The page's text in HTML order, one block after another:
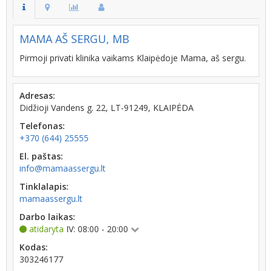
MAMA AŠ SERGU, MB
Pirmoji privati klinika vaikams Klaipėdoje Mama, aš sergu.
Adresas:
Didžioji Vandens g. 22, LT-91249, KLAIPĖDA
Telefonas:
+370 (644) 25555
El. paštas:
info@mamaassergu.lt
Tinklalapis:
mamaassergu.lt
Darbo laikas:
atidaryta IV: 08:00 - 20:00
Kodas:
303246177